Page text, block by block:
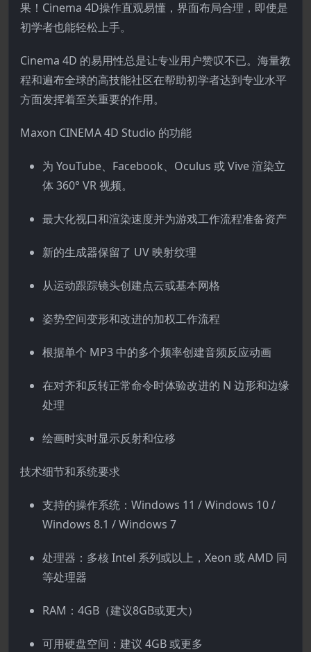
果！Cinema 4D操作直观易懂，界面布局合理，即使是
初学者也能轻松上手。
Cinema 4D 的易用性总是让专业用户赞叹不已。海量教
程和遍布全球的高技能社区在帮助初学者达到专业水平
方面发挥着至关重要的作用。
Maxon CINEMA 4D Studio 的功能
为 YouTube、Facebook、Oculus 或 Vive 渲染立
体 360° VR 视频。
最大化视口和渲染速度并为游戏工作流程准备资产
新的生成器保留了 UV 映射纹理
从运动跟踪镜头创建点云或基本网格
姿势空间变形和改进的加权工作流程
根据单个 MP3 中的多个频率创建音频反应动画
在对齐和反转正常命令时体验改进的 N 边形和边缘
处理
绘画时实时显示反射和位移
技术细节和系统要求
支持的操作系统：Windows 11 / Windows 10 /
Windows 8.1 / Windows 7
处理器：多核 Intel 系列或以上，Xeon 或 AMD 同
等处理器
RAM：4GB（建议8GB或更大）
可用硬盘空间：建议 4GB 或更多